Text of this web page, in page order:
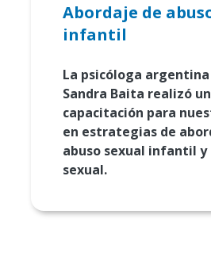
Abordaje de
infantil
La psicóloga argentina
Sandra Baita realizó
capacitación para
en estrategias de
abuso sexual infantil
sexual.